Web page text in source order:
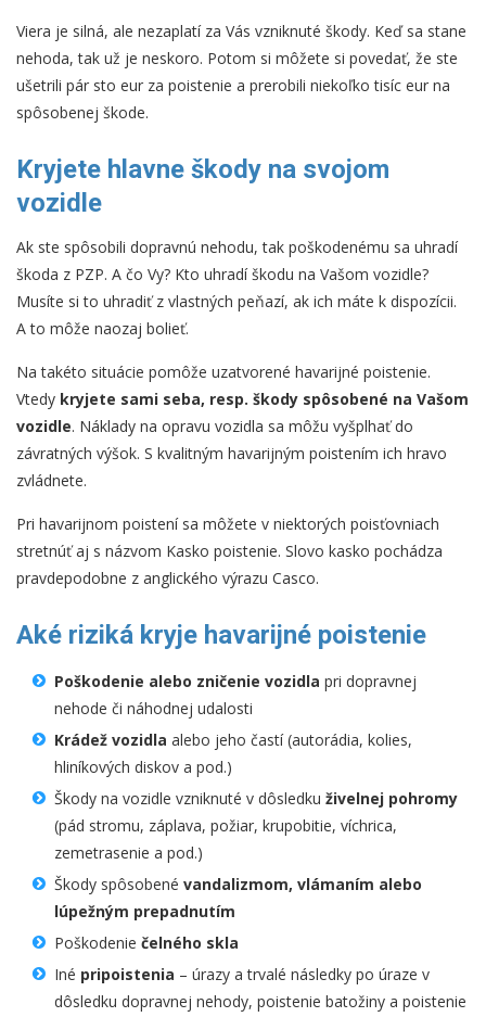
Viera je silná, ale nezaplatí za Vás vzniknuté škody. Keď sa stane
nehoda, tak už je neskoro. Potom si môžete si povedať, že ste
ušetrili pár sto eur za poistenie a prerobili niekoľko tisíc eur na
spôsobenej škode.
Kryjete hlavne škody na svojom
vozidle
Ak ste spôsobili dopravnú nehodu, tak poškodenému sa uhradí
škoda z PZP. A čo Vy? Kto uhradí škodu na Vašom vozidle?
Musíte si to uhradiť z vlastných peňazí, ak ich máte k dispozícii.
A to môže naozaj bolieť.
Na takéto situácie pomôže uzatvorené havarijné poistenie.
Vtedy kryjete sami seba, resp. škody spôsobené na Vašom
vozidle. Náklady na opravu vozidla sa môžu vyšplhať do
závratných výšok. S kvalitným havarijným poistením ich hravo
zvládnete.
Pri havarijnom poistení sa môžete v niektorých poisťovniach
stretnúť aj s názvom Kasko poistenie. Slovo kasko pochádza
pravdepodobne z anglického výrazu Casco.
Aké riziká kryje havarijné poistenie
Poškodenie alebo zničenie vozidla pri dopravnej
nehode či náhodnej udalosti
Krádež vozidla alebo jeho častí (autorádia, kolies,
hliníkových diskov a pod.)
Škody na vozidle vzniknuté v dôsledku živelnej pohromy
(pád stromu, záplava, požiar, krupobitie, víchrica,
zemetrasenie a pod.)
Škody spôsobené vandalizmom, vlámaním alebo
lúpežným prepadnutím
Poškodenie čelného skla
Iné pripoistenia – úrazy a trvalé následky po úraze v
dôsledku dopravnej nehody, poistenie batožiny a poistenie